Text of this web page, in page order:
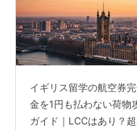
イギリス留学の航空券
金を1円も払わない荷物
ガイド｜LCCはあり？